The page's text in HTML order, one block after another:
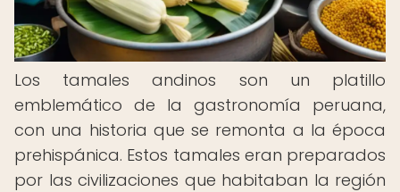
Los tamales andinos son un platillo
emblemático de la gastronomía peruana,
con una historia que se remonta a la época
prehispánica. Estos tamales eran preparados
por las civilizaciones que habitaban la región